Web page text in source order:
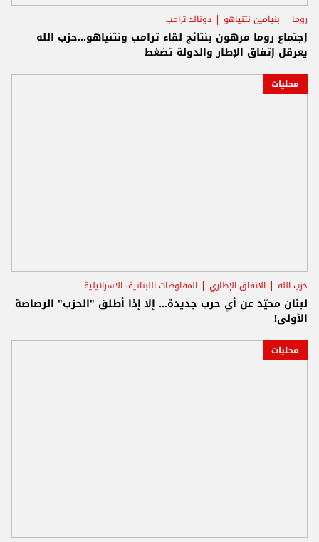
روما بنيامين نتنياهو دونالد ترامب
إجتماع روما مرهون بنتائج لقاء ترامب ونتنياهو...حزب الله
يعرقل إتفاق الإطار والدولة تضغط
محليات
حزب الله الاتفاق الإطاري المفاوضات اللبنانية- الاسرائيلية
لبنان محيّد عن أي حرب جديدة... إلا إذا أطلق "الحزب" الرصاصة
الأولى!
محليات